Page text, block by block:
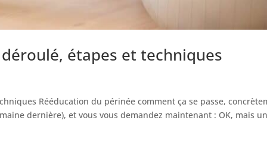
étapes et techniques
Rééducation du périnée comment ça se passe,
dernière), et vous vous demandez maintenant : OK, mais